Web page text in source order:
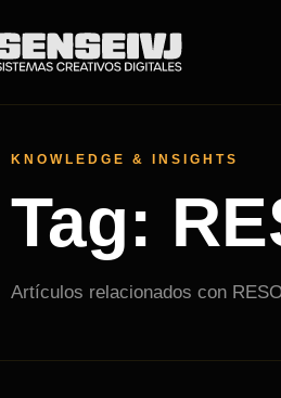
KNOWLEDGE & INSIGHTS
Tag:
Artículos relacionados con